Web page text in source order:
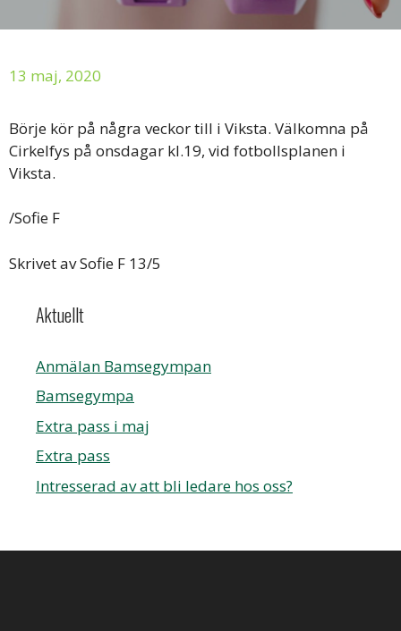
13 maj, 2020
Börje kör på några veckor till i Viksta. Välkomna på
Cirkelfys på onsdagar kl.19, vid fotbollsplanen i
Viksta.
/Sofie F
Skrivet av Sofie F 13/5
Aktuellt
Anmälan Bamsegympan
Bamsegympa
Extra pass i maj
Extra pass
Intresserad av att bli ledare hos oss?